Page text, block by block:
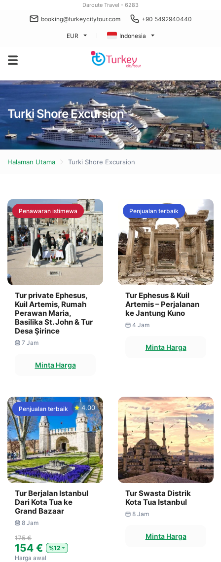
Daroute Travel - 6283
booking@turkeycitytour.com +90 5492940440
EUR Indonesia
Turki Shore Excursion
Halaman Utama Turki Shore Excursion
Penawaran istimewa
Tur private Ephesus,
Kuil Artemis, Rumah
Perawan Maria,
Basilika St. John & Tur
Desa Şirince
7 Jam
Minta Harga
Penjualan terbaik
Tur Ephesus & Kuil
Artemis – Perjalanan
ke Jantung Kuno
4 Jam
Minta Harga
Penjualan terbaik 4.00
Tur Berjalan Istanbul
Dari Kota Tua ke
Grand Bazaar
8 Jam
175 €
154 €
%12
Harga awal
Tur Swasta Distrik
Kota Tua Istanbul
8 Jam
Minta Harga